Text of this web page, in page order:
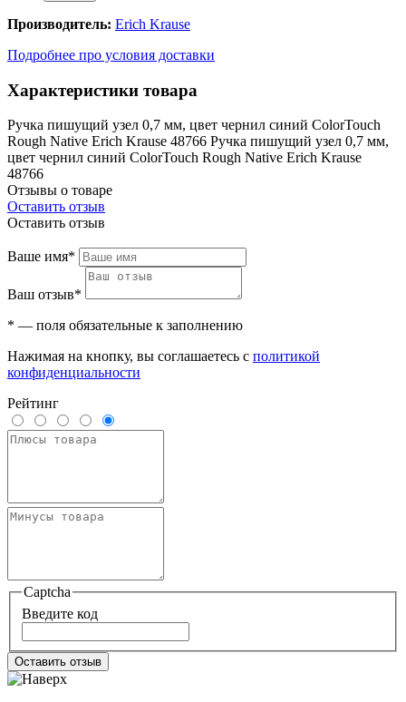
Производитель: Erich Krause
Подробнее про условия доставки
Характеристики товара
Ручка пишущий узел 0,7 мм, цвет чернил синий ColorTouch
Rough Native Erich Krause 48766 Ручка пишущий узел 0,7 мм,
цвет чернил синий ColorTouch Rough Native Erich Krause
48766
Отзывы о товаре
Оставить отзыв
Оставить отзыв
Ваше имя*
Ваш отзыв*
* — поля обязательные к заполнению
Нажимая на кнопку, вы соглашаетесь с политикой
конфиденциальности
Рейтинг
Captcha
Введите код
Оставить отзыв